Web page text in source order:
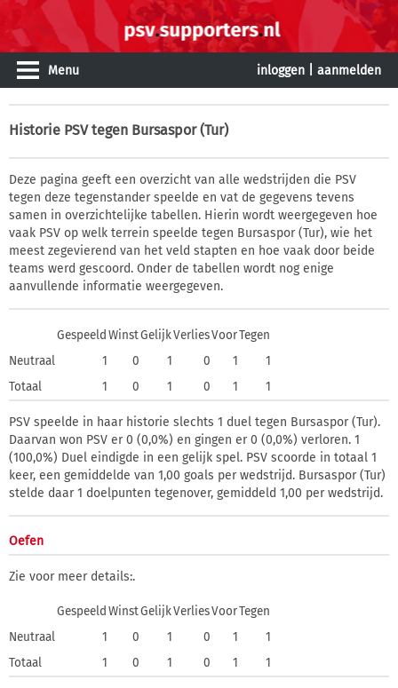
Menu inloggen aanmelden
Historie PSV tegen Bursaspor (Tur)
Deze pagina geeft een overzicht van alle wedstrijden die PSV
tegen deze tegenstander speelde en vat de gegevens tevens
samen in overzichtelijke tabellen. Hierin wordt weergegeven hoe
vaak PSV op welk terrein speelde tegen Bursaspor (Tur), wie het
meest zegevierend van het veld stapten en hoe vaak door beide
teams werd gescoord. Onder de tabellen wordt nog enige
aanvullende informatie weergegeven.
Gespeeld WinstGelijkVerliesVoorTegen
Neutraal
1 0 1 0 1
1
Totaal
1 0 1 0 1 1
PSV speelde in haar historie slechts 1 duel tegen Bursaspor (Tur).
Daarvan won PSV er 0 (0,0%) en gingen er 0 (0,0%) verloren. 1
(100,0%) Duel eindigde in een gelijk spel. PSV scoorde in totaal 1
keer, een gemiddelde van 1,00 goals per wedstrijd. Bursaspor (Tur)
stelde daar 1 doelpunten tegenover, gemiddeld 1,00 per wedstrijd.
Oefen
Zie voor meer details:.
Gespeeld WinstGelijkVerliesVoorTegen
Neutraal
1 0 1 0 1
1
Totaal
1 0 1 0 1 1